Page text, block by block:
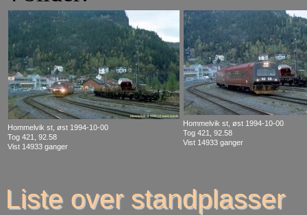
Hommelvik st, øst 1994-10-00
Tog 421, 92.58
Vist 14933 ganger
Hommelvik st, øst 1994-10-00
Tog 421, 92.58
Vist 14933 ganger
Liste over standplasser